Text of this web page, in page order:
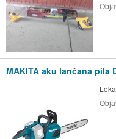
MAKITA aku lančana pila